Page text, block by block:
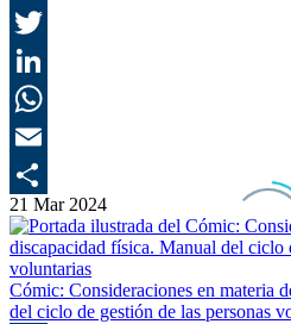
21 Mar 2024
Cómic: Consideraciones en materia
del ciclo de gestión de las personas